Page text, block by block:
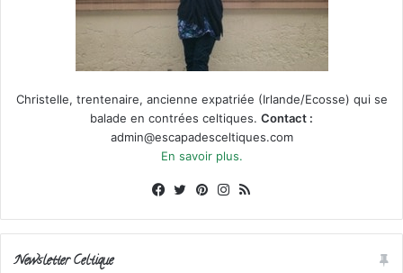
Christelle, trentenaire, ancienne expatriée (Irlande/Ecosse) qui se
balade en contrées celtiques. Contact :
admin@escapadesceltiques.com
En savoir plus.
Facebook
X PinterestInstagram
Newsletter Celtique